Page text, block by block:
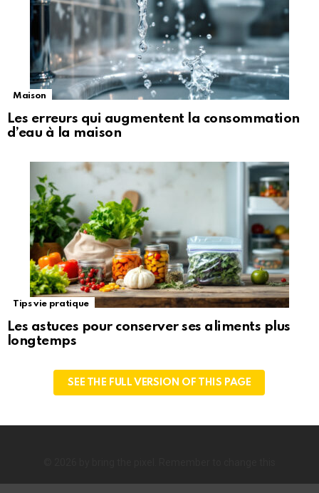
Maison
Les erreurs qui augmentent la consommation
d’eau à la maison
Tips vie pratique
Les astuces pour conserver ses aliments plus
longtemps
SEE THE FULL VERSION OF THIS PAGE